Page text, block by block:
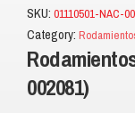
SKU: 01110501-NAC-
Category:
002081)